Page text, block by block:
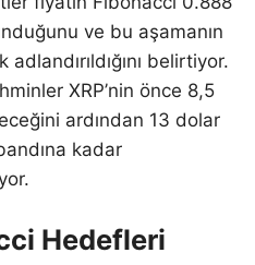
ve bu aşamanın
belirtiyor.
XRP’nin önce 8,5
ardından 13 dolar
kadar
Hedefleri